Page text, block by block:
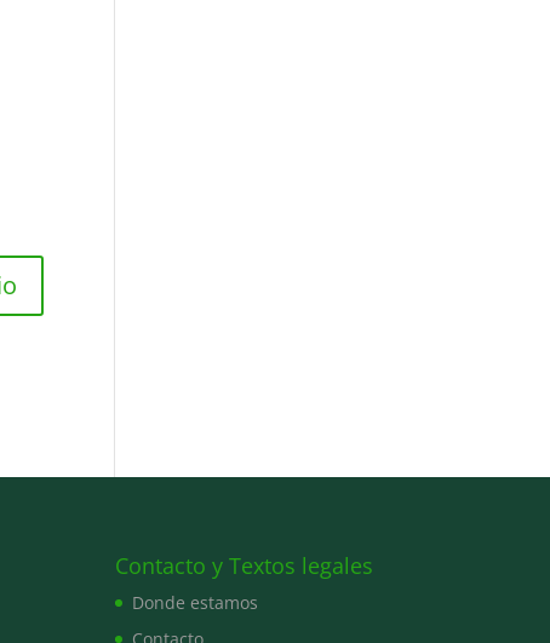
Contacto y Textos legales
Donde estamos